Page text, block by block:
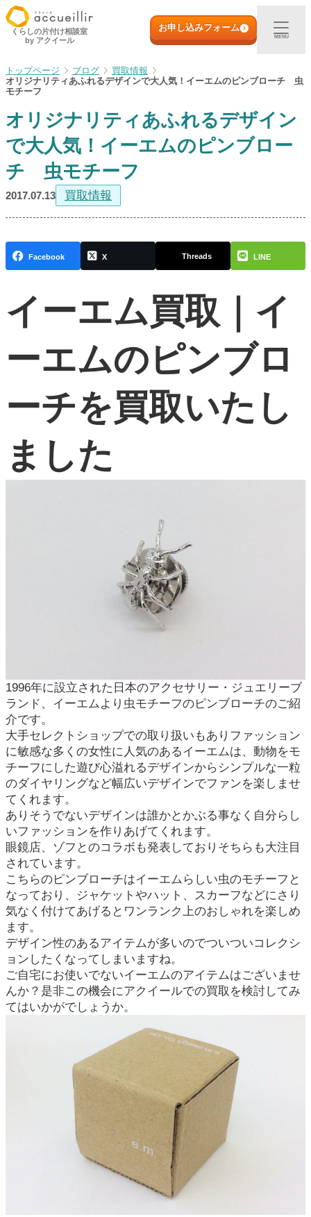
内
容
キ
ッ
プ
初めての方へ
出張買取
宅配買取
店頭買取
よくある質問
お問い合わせ
0120-29-5302
受付時間9:00〜18:00（年中無休※年末年始は除く）
お申し込みフォーム
くらしの片付け相談室
by アクイール
お申し込みフォーム
MENU
ブログ
買取情報
オリジナリティあふれるデザインで大人気！イーエムのピンブローチ 虫
モチーフ
オリジナリティあふれるデザイン
で大人気！イーエムのピンブロー
チ 虫モチーフ
2017.07.13 買取情報
Facebook X Threads LINE
イーエム買取｜イ
ーエムのピンブロ
ーチを買取いたし
ました
1996年に設立された日本のアクセサリー・ジュエリーブ
ランド、イーエムより虫モチーフのピンブローチのご紹
介です。
大手セレクトショップでの取り扱いもありファッション
に敏感な多くの女性に人気のあるイーエムは、動物をモ
チーフにした遊び心溢れるデザインからシンプルな一粒
のダイヤリングなど幅広いデザインでファンを楽しませ
てくれます。
ありそうでないデザインは誰かとかぶる事なく自分らし
いファッションを作りあげてくれます。
眼鏡店、ゾフとのコラボも発表しておりそちらも大注目
されています。
こちらのピンブローチはイーエムらしい虫のモチーフと
なっており、ジャケットやハット、スカーフなどにさり
気なく付けてあげるとワンランク上のおしゃれを楽しめ
ます。
デザイン性のあるアイテムが多いのでついついコレクシ
ョンしたくなってしまいますね。
ご自宅にお使いでないイーエムのアイテムはございませ
んか？是非この機会にアクイールでの買取を検討してみ
てはいかがでしょうか。